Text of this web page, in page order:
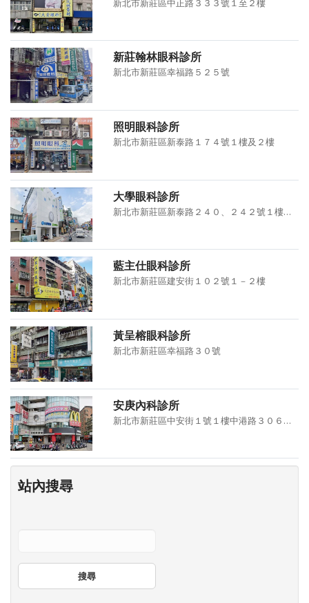
新北市新莊區中正路３３３號１至２樓
新莊翰林眼科診所
新北市新莊區幸福路５２５號
照明眼科診所
新北市新莊區新泰路１７４號１樓及２樓
大學眼科診所
新北市新莊區新泰路２４０、２４２號１樓、２樓、３樓
藍主仕眼科診所
新北市新莊區建安街１０２號１－２樓
黃呈榕眼科診所
新北市新莊區幸福路３０號
安庚內科診所
新北市新莊區中安街１號１樓中港路３０６號３樓
站內搜尋
搜尋